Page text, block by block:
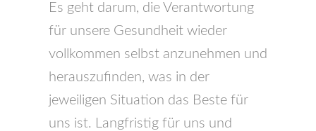
Es geht darum, die Verantwortung
für unsere Gesundheit wieder
vollkommen selbst anzunehmen und
herauszufinden, was in der
jeweiligen Situation das Beste für
uns ist. Langfristig für uns und